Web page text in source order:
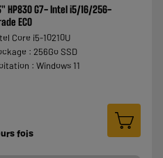
HP830 G7- Intel i5/16/256-
ECO
Core i5-10210U
: 256Go SSD
: Windows 11
fois